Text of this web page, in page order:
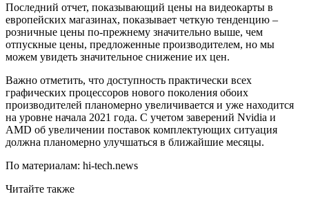
Последний отчет, показывающий цены на видеокарты в
европейских магазинах, показывает четкую тенденцию –
розничные цены по-прежнему значительно выше, чем
отпускные цены, предложенные производителем, но мы
можем увидеть значительное снижение их цен.
Важно отметить, что доступность практически всех
графических процессоров нового поколения обоих
производителей планомерно увеличивается и уже находится
на уровне начала 2021 года. С учетом заверений Nvidia и
AMD об увеличении поставок комплектующих ситуация
должна планомерно улучшаться в ближайшие месяцы.
По материалам: hi-tech.news
Читайте также